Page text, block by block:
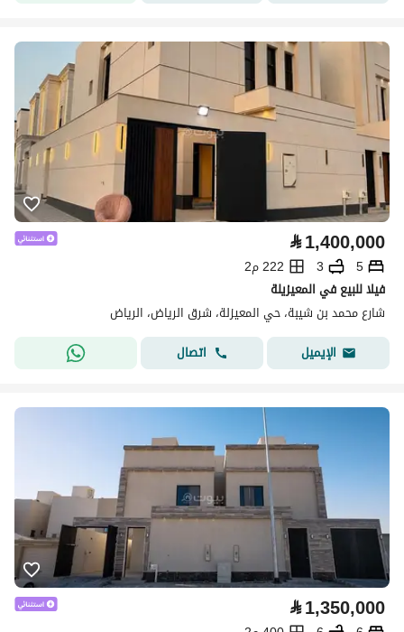
⃁1,400,000
5
3
222 م2
فيلا للبيع في المعيزيلة
شارع محمد بن شيبة، حي المعيزلة، شرق الرياض، الرياض
الإيميل
اتصال
⃁1,350,000